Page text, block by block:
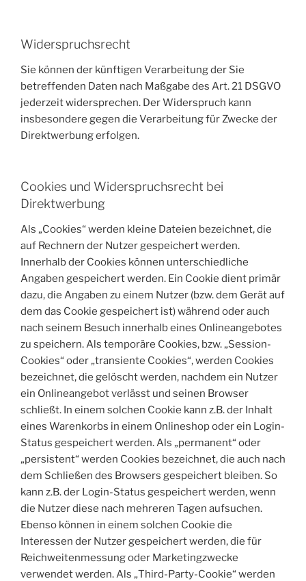
Widerspruchsrecht
Sie können der künftigen Verarbeitung der Sie
betreffenden Daten nach Maßgabe des Art. 21 DSGVO
jederzeit widersprechen. Der Widerspruch kann
insbesondere gegen die Verarbeitung für Zwecke der
Direktwerbung erfolgen.
Cookies und Widerspruchsrecht bei
Direktwerbung
Als „Cookies“ werden kleine Dateien bezeichnet, die
auf Rechnern der Nutzer gespeichert werden.
Innerhalb der Cookies können unterschiedliche
Angaben gespeichert werden. Ein Cookie dient primär
dazu, die Angaben zu einem Nutzer (bzw. dem Gerät auf
dem das Cookie gespeichert ist) während oder auch
nach seinem Besuch innerhalb eines Onlineangebotes
zu speichern. Als temporäre Cookies, bzw. „Session-
Cookies“ oder „transiente Cookies“, werden Cookies
bezeichnet, die gelöscht werden, nachdem ein Nutzer
ein Onlineangebot verlässt und seinen Browser
schließt. In einem solchen Cookie kann z.B. der Inhalt
eines Warenkorbs in einem Onlineshop oder ein Login-
Status gespeichert werden. Als „permanent“ oder
„persistent“ werden Cookies bezeichnet, die auch nach
dem Schließen des Browsers gespeichert bleiben. So
kann z.B. der Login-Status gespeichert werden, wenn
die Nutzer diese nach mehreren Tagen aufsuchen.
Ebenso können in einem solchen Cookie die
Interessen der Nutzer gespeichert werden, die für
Reichweitenmessung oder Marketingzwecke
verwendet werden. Als „Third-Party-Cookie“ werden